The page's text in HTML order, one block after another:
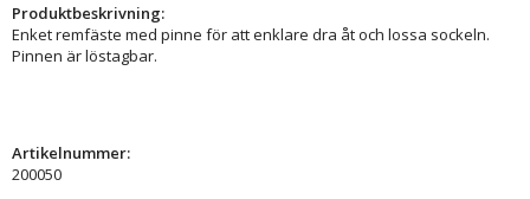
Produktbeskrivning:
Enket remfäste med pinne för att enklare dra åt och lossa sockeln.
Pinnen är löstagbar.
Artikelnummer:
200050